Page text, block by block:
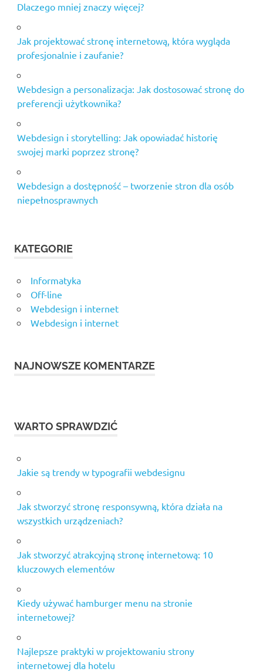
Dlaczego mniej znaczy więcej?
Jak projektować stronę internetową, która wygląda
profesjonalnie i zaufanie?
Webdesign a personalizacja: Jak dostosować stronę do
preferencji użytkownika?
Webdesign i storytelling: Jak opowiadać historię
swojej marki poprzez stronę?
Webdesign a dostępność – tworzenie stron dla osób
niepełnosprawnych
KATEGORIE
Informatyka
Off-line
Webdesign i internet
Webdesign i internet
NAJNOWSZE KOMENTARZE
WARTO SPRAWDZIĆ
Jakie są trendy w typografii webdesignu
Jak stworzyć stronę responsywną, która działa na
wszystkich urządzeniach?
Jak stworzyć atrakcyjną stronę internetową: 10
kluczowych elementów
Kiedy używać hamburger menu na stronie
internetowej?
Najlepsze praktyki w projektowaniu strony
internetowej dla hotelu